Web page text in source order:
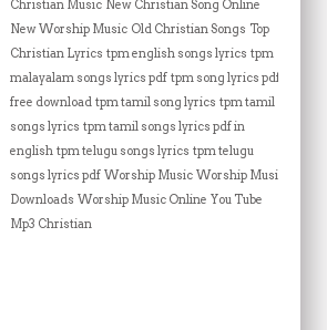
Christian Music New Christian Song Online
New Worship Music Old Christian Songs Top
Christian Lyrics tpm english songs lyrics tpm
malayalam songs lyrics pdf tpm song lyrics pdf
free download tpm tamil song lyrics tpm tamil
songs lyrics tpm tamil songs lyrics pdf in
english tpm telugu songs lyrics tpm telugu
songs lyrics pdf Worship Music Worship Music
Downloads Worship Music Online You Tube
Mp3 Christian